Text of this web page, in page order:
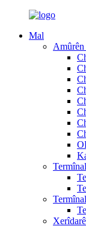
Mal
Amûrên